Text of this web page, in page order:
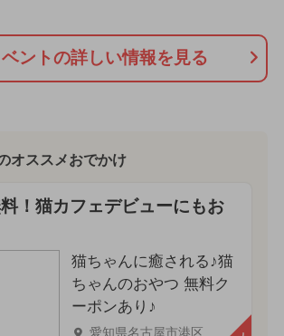
ントの詳しい情報を見る
オススメおでかけ
！猫カフェデビューにもお
猫ちゃんに癒される♪猫
ちゃんのおやつ 無料ク
ーポンあり♪
愛知県名古屋市港区